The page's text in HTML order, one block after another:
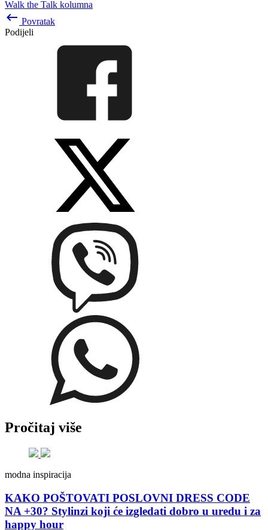
Walk the Talk kolumna
keyboard_backspace Povratak
Podijeli
Pročitaj više
modna inspiracija
KAKO POŠTOVATI POSLOVNI DRESS CODE
NA +30? Stylinzi koji će izgledati dobro u uredu i za
happy hour